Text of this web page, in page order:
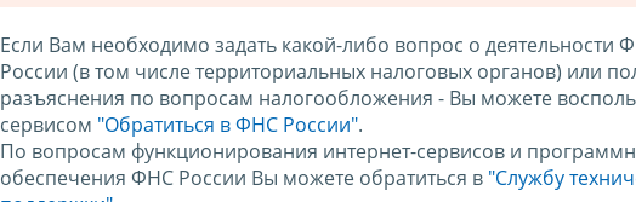
Если Вам необходимо задать какой-либо вопрос о деятельности
России (в том числе территориальных налоговых органов) или
разъяснения по вопросам налогообложения - Вы можете
сервисом "Обратиться в ФНС России".
По вопросам функционирования интернет-сервисов и
обеспечения ФНС России Вы можете обратиться в "Службу